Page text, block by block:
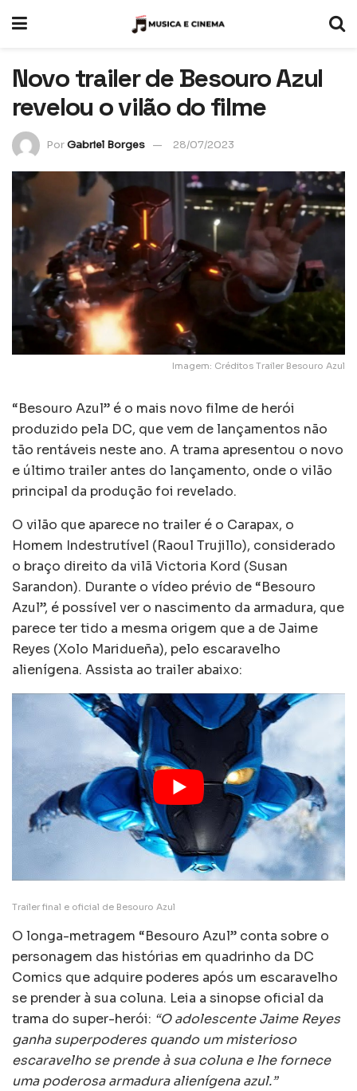
Novo trailer de Besouro Azul
revelou o vilão do filme
PorGabriel Borges 28/07/2023
Imagem: Créditos Trailer Besouro Azul
“Besouro Azul” é o mais novo filme de herói
produzido pela DC, que vem de lançamentos não
tão rentáveis neste ano. A trama apresentou o novo
e último trailer antes do lançamento, onde o vilão
principal da produção foi revelado.
O vilão que aparece no trailer é o Carapax, o
Homem Indestrutível (Raoul Trujillo), considerado
o braço direito da vilã Victoria Kord (Susan
Sarandon). Durante o vídeo prévio de “Besouro
Azul”, é possível ver o nascimento da armadura, que
parece ter tido a mesma origem que a de Jaime
Reyes (Xolo Maridueña), pelo escaravelho
alienígena. Assista ao trailer abaixo:
Trailer final e oficial de Besouro Azul
O longa-metragem “Besouro Azul” conta sobre o
personagem das histórias em quadrinho da DC
Comics que adquire poderes após um escaravelho
se prender à sua coluna. Leia a sinopse oficial da
trama do super-herói: “O adolescente Jaime Reyes
ganha superpoderes quando um misterioso
escaravelho se prende à sua coluna e lhe fornece
uma poderosa armadura alienígena azul.”